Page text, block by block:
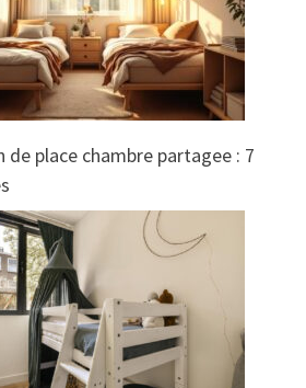
de place chambre partagee : 7